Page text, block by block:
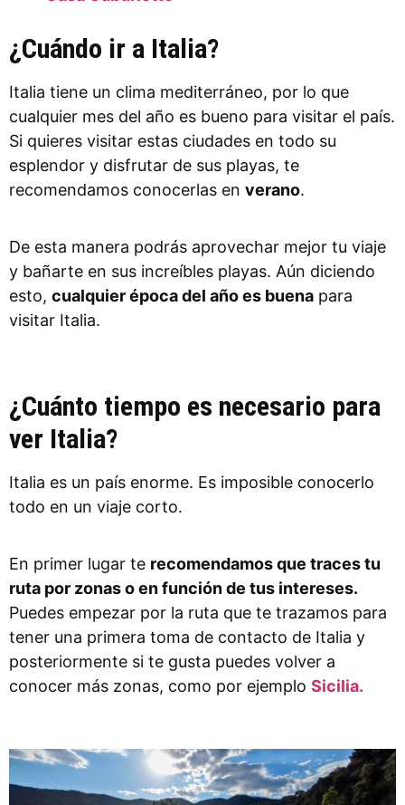
¿Cuándo ir a Italia?
Italia tiene un clima mediterráneo, por lo que
cualquier mes del año es bueno para visitar el país.
Si quieres visitar estas ciudades en todo su
esplendor y disfrutar de sus playas, te
recomendamos conocerlas en verano.
De esta manera podrás aprovechar mejor tu viaje
y bañarte en sus increíbles playas. Aún diciendo
esto, cualquier época del año es buena para
visitar Italia.
¿Cuánto tiempo es necesario para
ver Italia?
Italia es un país enorme. Es imposible conocerlo
todo en un viaje corto.
En primer lugar te recomendamos que traces tu
ruta por zonas o en función de tus intereses.
Puedes empezar por la ruta que te trazamos para
tener una primera toma de contacto de Italia y
posteriormente si te gusta puedes volver a
conocer más zonas, como por ejemplo Sicilia.